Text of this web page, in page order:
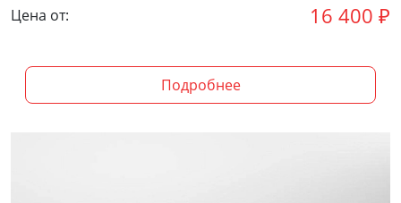
Цена от: 16 400 ₽
Подробнее